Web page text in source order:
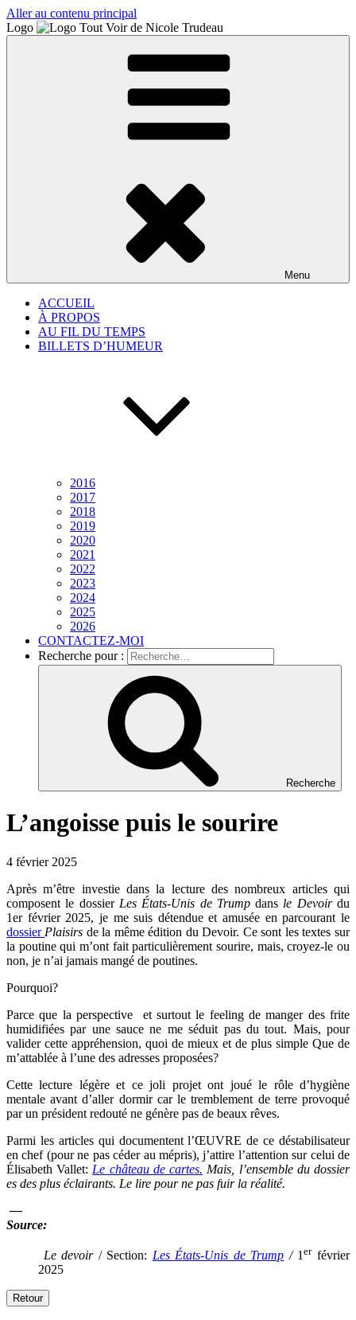
Aller au contenu principal
Logo
Menu
ACCUEIL
À PROPOS
AU FIL DU TEMPS
BILLETS D’HUMEUR
2016
2017
2018
2019
2020
2021
2022
2023
2024
2025
2026
CONTACTEZ-MOI
Recherche pour :
Recherche
L’angoisse puis le sourire
4 février 2025
Après m’être investie dans la lecture des nombreux articles qui
composent le dossier Les États-Unis de Trumpdans le Devoirdu
1er février 2025, je me suis détendue et amusée en parcourant le
dossier Plaisirs de la même édition du Devoir. Ce sont les textes sur
la poutine qui m’ont fait particulièrement sourire, mais, croyez-le ou
non, je n’ai jamais mangé de poutines.
Pourquoi?
Parce que la perspective et surtout le feeling de manger des frite
humidifiées par une sauce ne me séduit pas du tout. Mais, pour
valider cette appréhension, quoi de mieux et de plus simple Que de
m’attablée à l’une des adresses proposées?
Cette lecture légère et ce joli projet ont joué le rôle d’hygiène
mentale avant d’aller dormir car le tremblement de terre provoqué
par un président redouté ne génère pas de beaux rêves.
Parmi les articles qui documentent l’ŒUVRE de ce déstabilisateur
en chef (pour ne pas céder au mépris), j’attire l’attention sur celui de
Élisabeth Vallet: Le château de cartes. Mais, l’ensemble du dossier
es des plus éclairants. Le lire pour ne pas fuir la réalité.
—
Source:
Le devoir / Section: Les États-Unis de Trump / 1erfévrier
2025
Retour